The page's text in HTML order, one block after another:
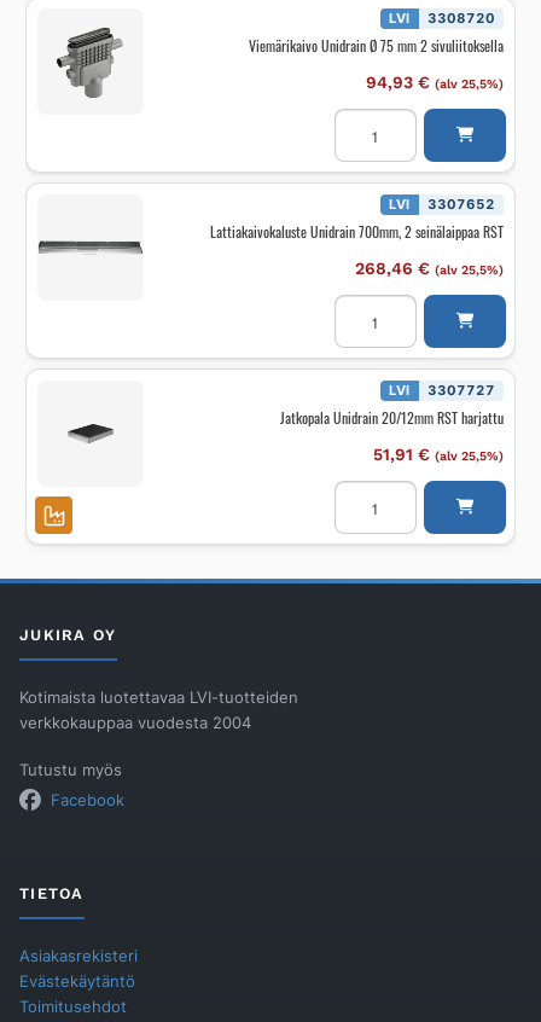
LVI 3308720
Viemärikaivo Unidrain Ø 75 mm 2 sivuliitoksella
94,93 € (alv 25,5%)
Viemärikaivo
Unidrain
75
mm
sivuliitoksella
määrä
LVI 3307652
Lattiakaivokaluste Unidrain 700mm, 2 seinälaippaa RST
268,46 € (alv 25,5%)
Lattiakaivokaluste
Unidrain
700mm,
2
seinälaippaa
määrä
LVI 3307727
Jatkopala Unidrain 20/12mm RST harjattu
51,91 € (alv 25,5%)
Jatkopala
Unidrain
20/12mm
RST
JUKIRA OY
Kotimaista luotettavaa LVI-tuotteiden
verkkokauppaa vuodesta 2004
Tutustu myös
Facebook
TIETOA
Asiakasrekisteri
Evästekäytäntö
Toimitusehdot